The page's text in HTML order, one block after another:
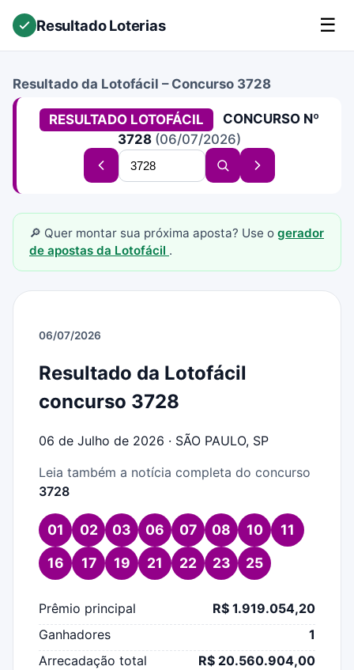
Resultado Loterias ☰
Resultado da Lotofácil – Concurso 3728
RESULTADO LOTOFÁCIL
CONCURSO Nº
3728 (06/07/2026)
Concurso
Buscar
Buscar
concurso
Próximo
🔎 Quer montar sua próxima aposta? Use o gerador
de apostas da Lotofácil .
06/07/2026
Resultado da Lotofácil
concurso 3728
06 de Julho de 2026 · SÃO PAULO, SP
Leia também a notícia completa do concurso
3728
01 02 03 06 07 08 10
11
16
17 19 21 22 23 25
Prêmio principal
R$ 1.919.054,20
Ganhadores
1
Arrecadação total
R$ 20.560.904,00